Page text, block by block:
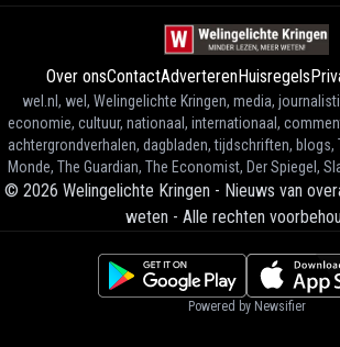
Over onsContactAdverterenHuisregels
wel.nl, wel, Welingelichte Kringen, media,
economie, cultuur, nationaal, internationaal,
achtergrondverhalen, dagbladen, tijdschriften, blogs,
Monde, The Guardian, The Economist, Der Spiegel,
© 2026 Welingelichte Kringen - Nieuws van
weten - Alle rechten
Powered by Newsifier